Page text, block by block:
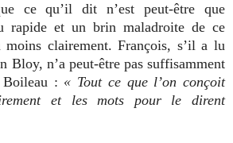
ce qu’il dit n’est peut-être que
rapide et un brin maladroite de ce
moins clairement. François, s’il a lu
Bloy, n’a peut-être pas suffisamment
: « Tout ce que l’on conçoit
et les mots pour le dirent